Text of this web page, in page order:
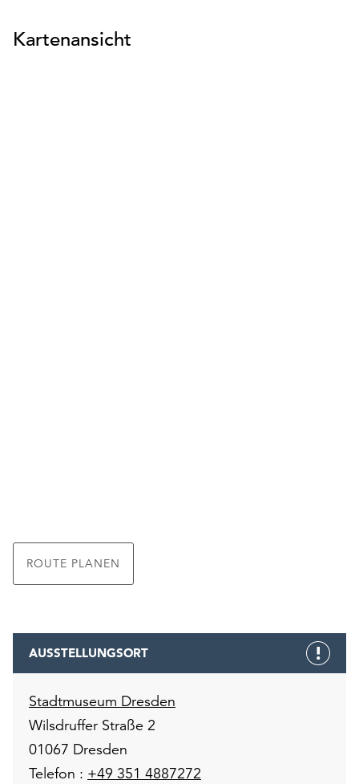
Kartenansicht
ROUTE PLANEN
AUSSTELLUNGSORT
Stadtmuseum Dresden
Wilsdruffer Straße 2
01067 Dresden
Telefon : +49 351 4887272